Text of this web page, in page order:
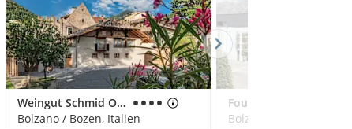
Weingut Schmid Oberrautner
Bolzano / Bozen, Italien
Bolzano / Bozen, Italien